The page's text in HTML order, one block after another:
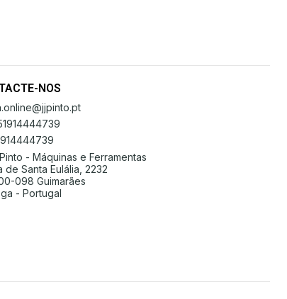
NOS
- Máquinas e Ferramentas
de Santa Eulália, 2232
098 Guimarães
- Portugal